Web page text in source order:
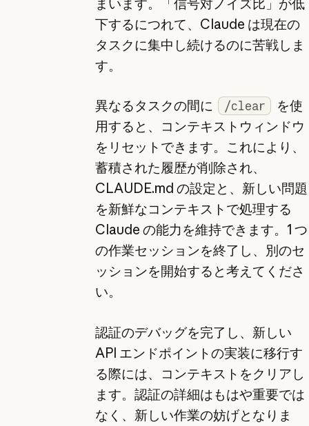
下するにつれて、Claude は現在の
タスクに集中し続けるのに苦戦しま
す。
異なるタスクの間に /clear
を使
用すると、コンテキストウィンドウ
をリセットできます。これにより、
蓄積された履歴が削除され、
CLAUDE.md の設定と、新しい問題
を新鮮なコンテキストで処理する
Claude の能力を維持できます。1 つ
の作業セッションを終了し、別のセ
ッションを開始すると考えてくださ
い。
認証のデバッグを完了し、新しい
API エンドポイントの実装に移行す
る際には、コンテキストをクリアし
ます。認証の詳細はもはや重要では
なく、新しい作業の妨げとなりま